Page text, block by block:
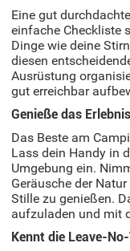
Eine gut
einfache Checkliste
Dinge wie deine
diesen
Ausrüstung
gut erreichbar
Genieße das Erlebnis
Das Beste am
Lass dein Handy in
Umgebung ein.
Geräusche der
Stille zu genießen.
aufzuladen und mit
Kennt die Leave-